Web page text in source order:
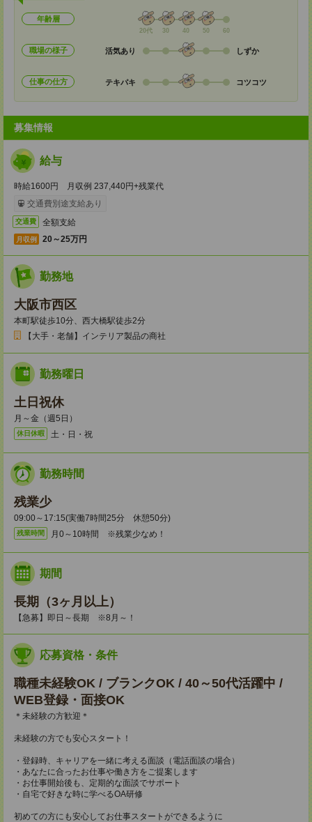
年齢層
20代 30 40 50 60
職場の様子 活気あり しずか
仕事の仕方 テキパキ コツコツ
募集情報
給与
時給1600円 月収例 237,440円+残業代
交通費別途支給あり
交通費 全額支給
月収例 20～25万円
勤務地
大阪市西区
本町駅徒歩10分、西大橋駅徒歩2分
【大手・老舗】インテリア製品の商社
勤務曜日
土日祝休
月～金（週5日）
休日休暇 土・日・祝
勤務時間
残業少
09:00～17:15(実働7時間25分 休憩50分)
残業時間 月0～10時間 ※残業少なめ！
期間
長期（3ヶ月以上）
【急募】即日～長期 ※8月～！
応募資格・条件
職種未経験OK / ブランクOK / 40～50代活躍中 /
WEB登録・面接OK
＊未経験の方歓迎＊
未経験の方でも安心スタート！
・登録時、キャリアを一緒に考える面談（電話面談の場合）
・あなたに合ったお仕事や働き方をご提案します
・お仕事開始後も、定期的な面談でサポート
・自宅で好きな時に学べるOA研修
初めての方にも安心してお仕事スタートができるように